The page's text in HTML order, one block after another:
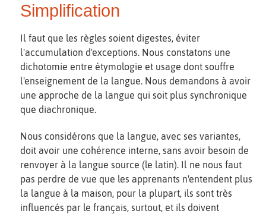
Simplification
Il faut que les règles soient digestes, éviter
l'accumulation d'exceptions. Nous constatons une
dichotomie entre étymologie et usage dont souffre
l'enseignement de la langue. Nous demandons à avoir
une approche de la langue qui soit plus synchronique
que diachronique.
Nous considérons que la langue, avec ses variantes,
doit avoir une cohérence interne, sans avoir besoin de
renvoyer à la langue source (le latin). Il ne nous faut
pas perdre de vue que les apprenants n'entendent plus
la langue à la maison, pour la plupart, ils sont très
influencés par le français, surtout, et ils doivent